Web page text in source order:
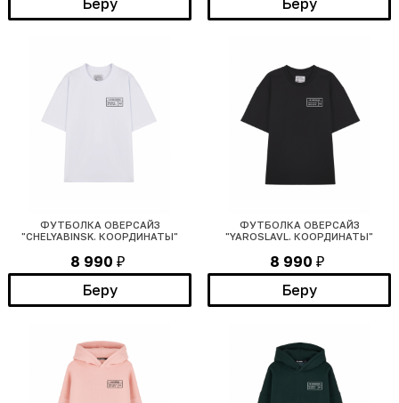
Беру Беру
ФУТБОЛКА ОВЕРСАЙЗ
"CHELYABINSK. КООРДИНАТЫ"
8 990 ₽
Беру
ФУТБОЛКА ОВЕРСАЙЗ
"YAROSLAVL. КООРДИНАТЫ"
8 990 ₽
Беру